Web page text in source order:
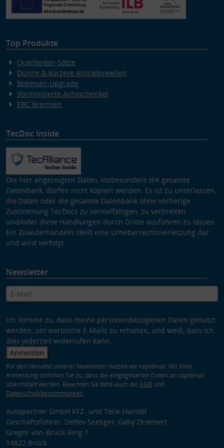
Top Produkte
Querlenker-Sätze
Dünne & kürzere Antriebswellen
Bremsen-Upgrade
Vormontierte Achsschenkel
EBC Bremsen
TecDoc Inside
Die hier angezeigten Daten, insbesondere die gesamte
Datenbank, dürfen nicht kopiert werden. Es ist zu unterlassen,
die Daten oder die gesamte Datenbank ohne vorherige
Zustimmung TecDocs zu vervielfältigen, zu verbreiten
und/oder diese Handlungen durch Dritte ausführen zu lassen.
Ein Zuwiderhandeln stellt eine Urheberrechtsverletzung dar
und wird verfolgt.
Newsletter
Ich stimme zu, dass meine personenbezogenen Daten genutzt
werden, um werbliche E-Mails zu erhalten, und weiß, dass ich
dies jederzeit widerrufen kann.
Anmelden
Für den Versand unserer Newsletter nutzen wir rapidmail. Mit Ihrer
Anmeldung stimmen Sie zu, dass die eingegebenen Daten an rapidmail
übermittelt werden. Beachten Sie bitte auch die AGB und
Datenschutzbestimmungen.
Autopartner GmbH KFZ- und Teile-Handel
Geschäftsführer: Detlev Seeliger, Gaby Driemert
Gregor-von-Brück-Ring 1
14822 Brück